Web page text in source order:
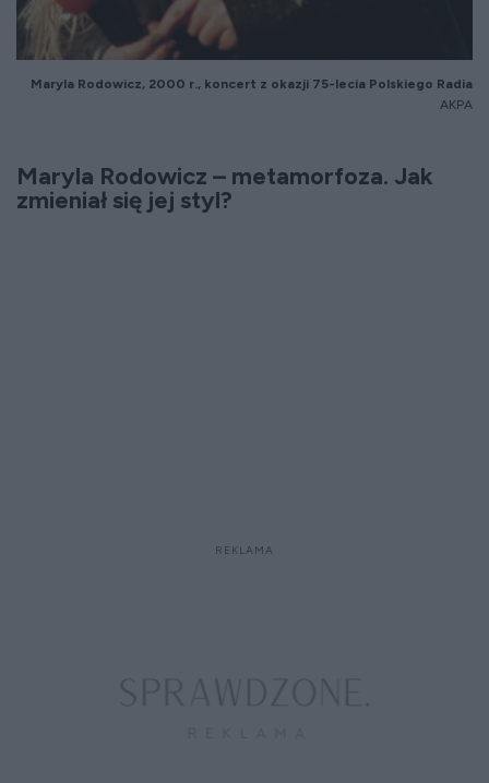
Maryla Rodowicz, 2000 r., koncert z okazji 75-lecia Polskiego Radia
AKPA
Maryla Rodowicz – metamorfoza. Jak
zmieniał się jej styl?